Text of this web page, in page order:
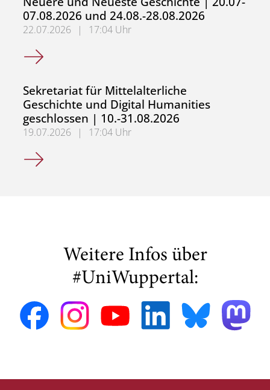
07.08.2026 und 24.08.-28.08.2026
22.07.2026 |
17:04 Uhr
Sekretariat für Alte Geschichte und Neuere und
Sekretariat für Mittelalterliche
Geschichte und Digital Humanities
geschlossen | 10.-31.08.2026
19.07.2026 |
17:04 Uhr
Sekretariat für Mittelalterliche Geschichte und Digital
Weitere Infos über
#UniWuppertal: